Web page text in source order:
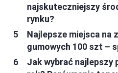
najskuteczniejszy
rynku?
Najlepsze miejsca na
gumowych 100 szt –
Jak wybrać najlepszy